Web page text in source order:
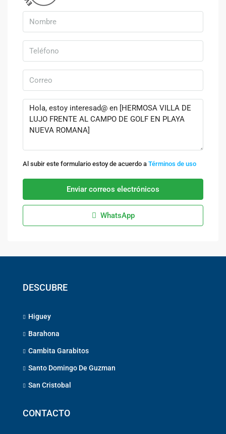
Al subir este formulario estoy de acuerdo a Términos de uso
Enviar correos electrónicos
WhatsApp
DESCUBRE
Higuey
Barahona
Cambita Garabitos
Santo Domingo De Guzman
San Cristobal
CONTACTO